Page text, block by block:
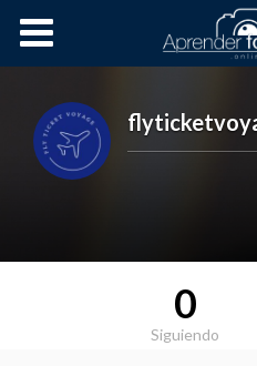
Cursos OnLine
0
Siguiendo